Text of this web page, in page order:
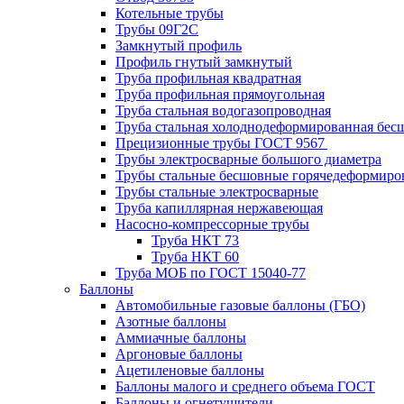
Котельные трубы
Трубы 09Г2С
Замкнутый профиль
Профиль гнутый замкнутый
Труба профильная квадратная
Труба профильная прямоугольная
Труба стальная водогазопроводная
Труба стальная холоднодеформированная
Прецизионные трубы ГОСТ 9567
Трубы электросварные большого диаметра
Трубы стальные бесшовные
Трубы стальные электросварные
Труба капиллярная нержавеющая
Насосно-компрессорные трубы
Труба НКТ 73
Труба НКТ 60
Труба МОБ по ГОСТ 15040-77
Баллоны
Автомобильные газовые баллоны (ГБО)
Азотные баллоны
Аммиачные баллоны
Аргоновые баллоны
Ацетиленовые баллоны
Баллоны малого и среднего объема ГОСТ